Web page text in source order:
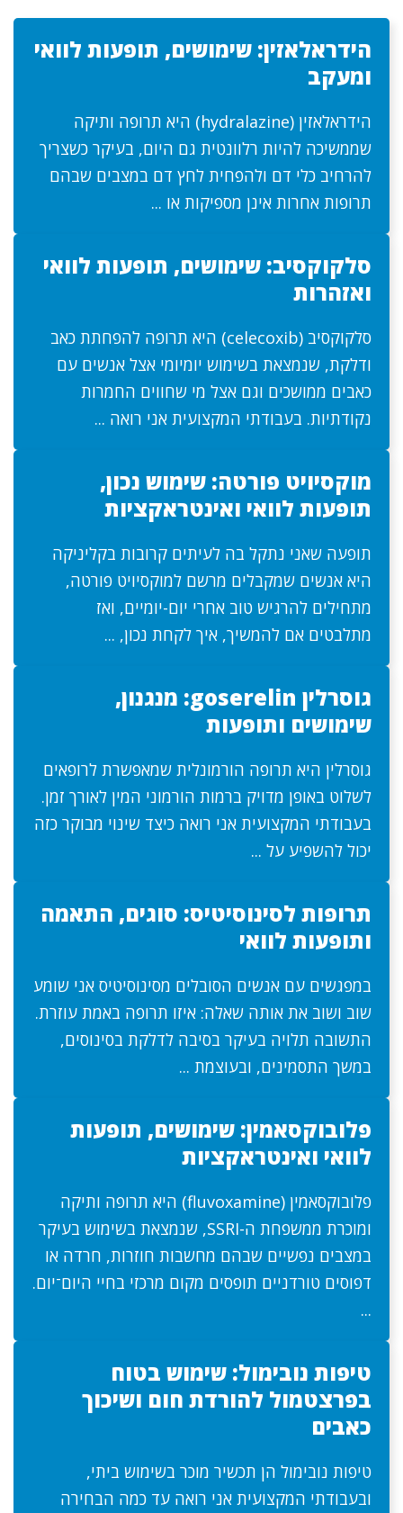
הידראלאזין: שימושים, תופעות לוואי
ומעקב
הידראלאזין (hydralazine) היא תרופה ותיקה
שממשיכה להיות רלוונטית גם היום, בעיקר כשצריך
להרחיב כלי דם ולהפחית לחץ דם במצבים שבהם
תרופות אחרות אינן מספיקות או ...
סלקוקסיב: שימושים, תופעות לוואי
ואזהרות
סלקוקסיב (celecoxib) היא תרופה להפחתת כאב
ודלקת, שנמצאת בשימוש יומיומי אצל אנשים עם
כאבים ממושכים וגם אצל מי שחווים החמרות
נקודתיות. בעבודתי המקצועית אני רואה ...
מוקסיויט פורטה: שימוש נכון,
תופעות לוואי ואינטראקציות
תופעה שאני נתקל בה לעיתים קרובות בקליניקה
היא אנשים שמקבלים מרשם למוקסיויט פורטה,
מתחילים להרגיש טוב אחרי יום-יומיים, ואז
מתלבטים אם להמשיך, איך לקחת נכון, ...
גוסרלין goserelin: מנגנון,
שימושים ותופעות
גוסרלין היא תרופה הורמונלית שמאפשרת לרופאים
לשלוט באופן מדויק ברמות הורמוני המין לאורך זמן.
בעבודתי המקצועית אני רואה כיצד שינוי מבוקר כזה
יכול להשפיע על ...
תרופות לסינוסיטיס: סוגים, התאמה
ותופעות לוואי
במפגשים עם אנשים הסובלים מסינוסיטיס אני שומע
שוב ושוב את אותה שאלה: איזו תרופה באמת עוזרת.
התשובה תלויה בעיקר בסיבה לדלקת בסינוסים,
במשך התסמינים, ובעוצמת ...
פלובוקסאמין: שימושים, תופעות
לוואי ואינטראקציות
פלובוקסאמין (fluvoxamine) היא תרופה ותיקה
ומוכרת ממשפחת ה-SSRI, שנמצאת בשימוש בעיקר
במצבים נפשיים שבהם מחשבות חוזרות, חרדה או
דפוסים טורדניים תופסים מקום מרכזי בחיי היום־יום.
...
טיפות נובימול: שימוש בטוח
בפרצטמול להורדת חום ושיכוך
כאבים
טיפות נובימול הן תכשיר מוכר בשימוש ביתי,
ובעבודתי המקצועית אני רואה עד כמה הבחירה